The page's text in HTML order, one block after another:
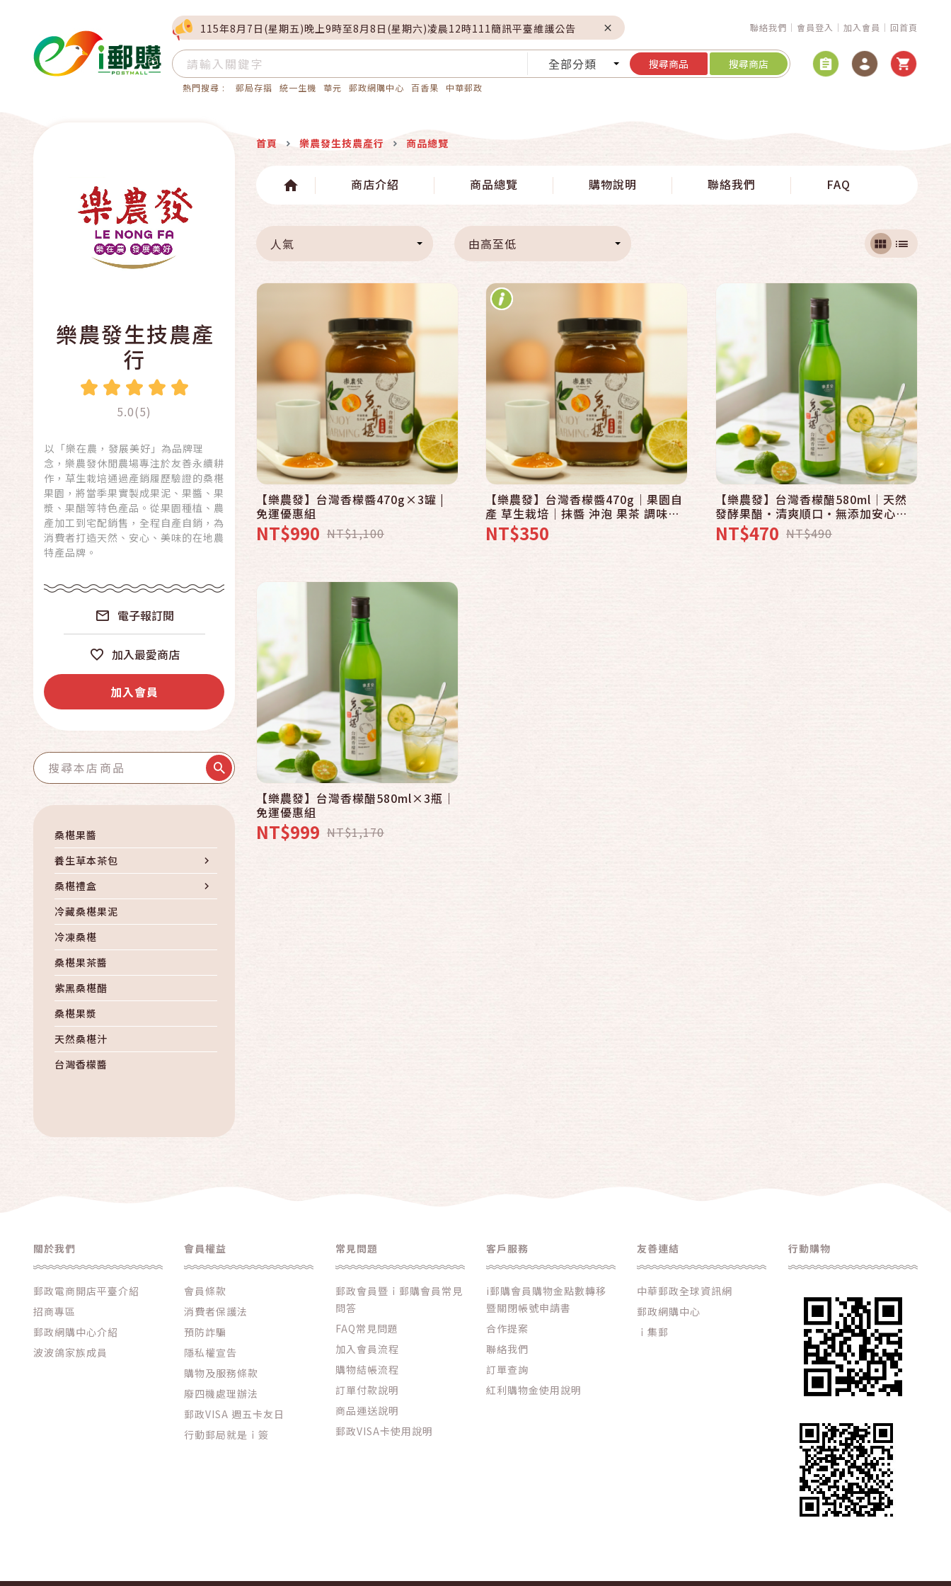
115年8月7日(星期五)晚上9時至8月8日(星期六)凌晨12時111簡訊平臺維護公告 聯絡我們 會員登入 加入會員 回首頁
全部分類 搜尋商品 搜尋商店
熱門搜尋 : 郵局存摺 統一生機 華元 郵政網購中心 百香果 中華郵政
樂農發生技農產
行
5.0(5)
以「樂在農，發展美好」為品牌理
念，樂農發休閒農場專注於友善永續耕
作，草生栽培通過產銷履歷驗證的桑椹
果園，將當季果實製成果泥、果醬、果
漿、果醋等特色產品。從果園種植、農
產加工到宅配銷售，全程自產自銷，為
消費者打造天然、安心、美味的在地農
特產品牌。
電子報訂閱
加入最愛商店
加入會員
桑椹果醬
養生草本茶包
桑椹禮盒
冷藏桑椹果泥
冷凍桑椹
桑椹果茶醬
紫黑桑椹醋
桑椹果漿
天然桑椹汁
台灣香檬醬
綠皮檸檬醋
首頁 樂農發生技農產行 商品總覽
商店介紹 商品總覽 購物說明 聯絡我們 FAQ
人氣 由高至低
【樂農發】台灣香檬醬470g×3罐 |
免運優惠組
NT$990 NT$1,100
【樂農發】台灣香檬醬470g｜果園自
產 草生栽培｜抹醬 沖泡 果茶 調味醬
酸甜清香
NT$350
加入購物車
【樂農發】台灣香檬醋580ml｜天然
發酵果醋・清爽順口・無添加安心飲
用
NT$470 NT$490
快速結帳
加入購物車
【樂農發】台灣香檬醋580ml×3瓶｜
免運優惠組
NT$999 NT$1,170
關於我們
郵政電商開店平臺介紹
招商專區
郵政網購中心介紹
波波鴿家族成員
會員權益
會員條款
消費者保護法
預防詐騙
隱私權宣告
購物及服務條款
廢四機處理辦法
郵政VISA 週五卡友日
行動郵局就是ｉ簽
常見問題
郵政會員暨ｉ郵購會員常見
問答
FAQ常見問題
加入會員流程
購物結帳流程
訂單付款說明
商品運送說明
郵政VISA卡使用說明
客戶服務
i郵購會員購物金點數轉移
暨關閉帳號申請書
合作提案
聯絡我們
訂單查詢
紅利購物金使用說明
友善連結
中華郵政全球資訊網
郵政網購中心
ｉ集郵
行動購物